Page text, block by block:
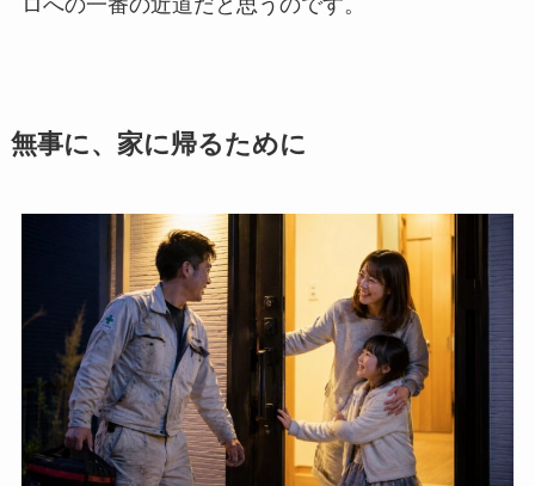
ロへの一番の近道だと思うのです。
無事に、家に帰るために